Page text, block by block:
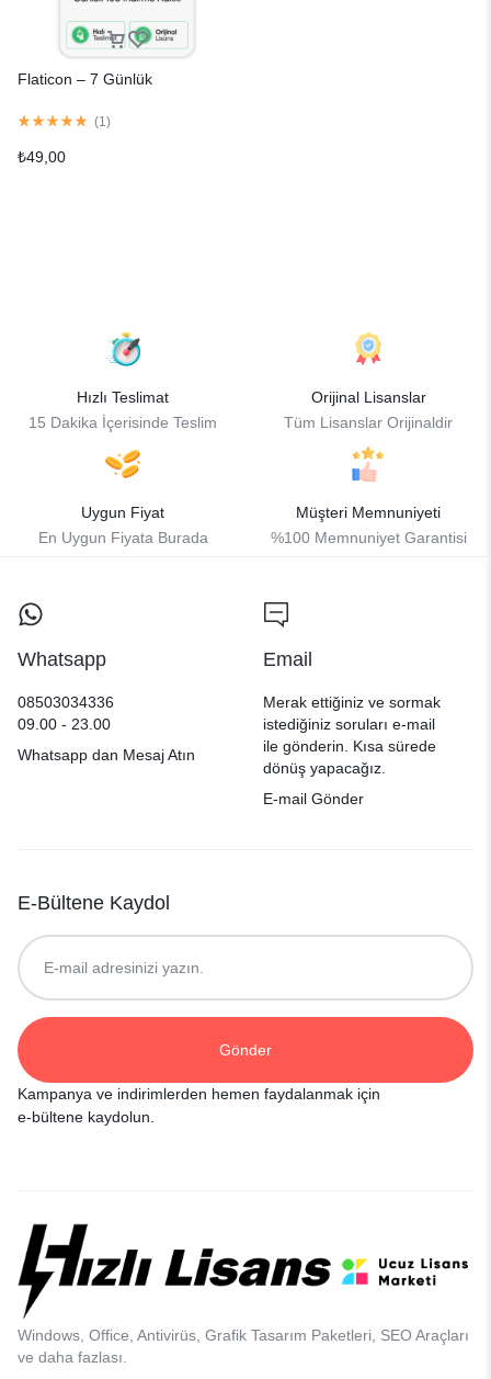
Flaticon – 7 Günlük
(1 )
₺49,00
Hızlı Teslimat
15 Dakika İçerisinde Teslim
Orijinal Lisanslar
Tüm Lisanslar Orijinaldir
Uygun Fiyat
En Uygun Fiyata Burada
Müşteri Memnuniyeti
%100 Memnuniyet Garantisi
Whatsapp
08503034336
09.00 - 23.00
Whatsapp dan Mesaj Atın
Email
Merak ettiğiniz ve sormak
istediğiniz soruları e-mail
ile gönderin. Kısa sürede
dönüş yapacağız.
E-mail Gönder
E-Bültene Kaydol
Kampanya ve indirimlerden hemen faydalanmak için
e-bültene kaydolun.
Windows, Office, Antivirüs, Grafik Tasarım Paketleri, SEO Araçları
ve daha fazlası.